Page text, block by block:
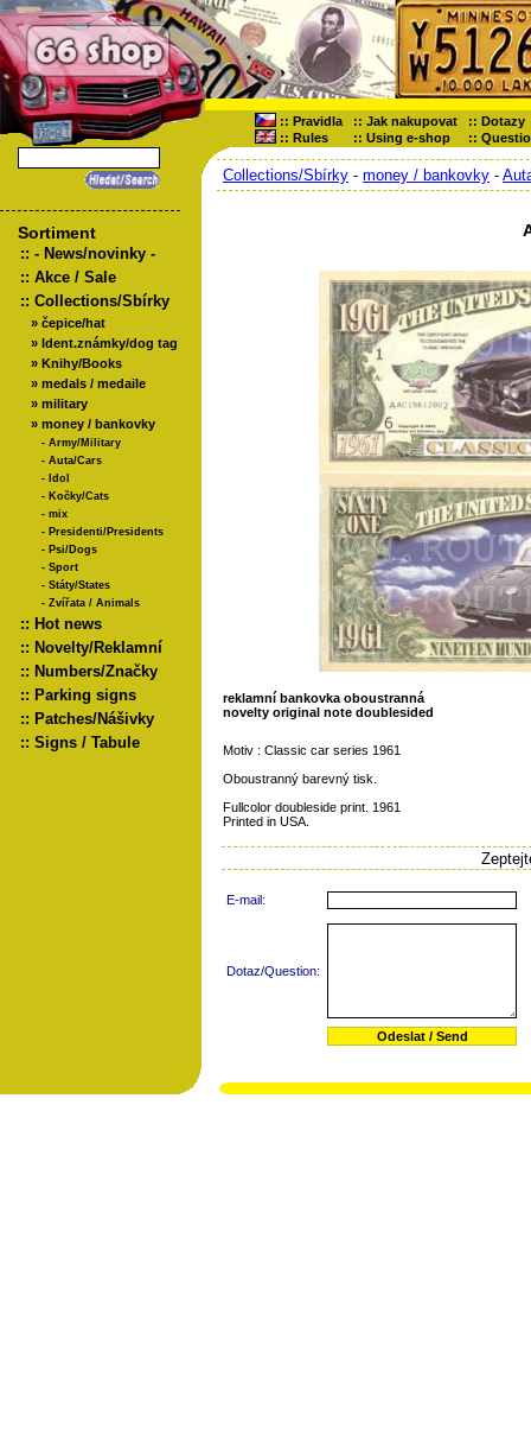
:: Pravidla :: Jak nakupovat :: Dotazy
:: Rules :: Using e-shop ::
Sortiment
:: - News/novinky -
:: Akce / Sale
:: Collections/Sbírky
» čepice/hat
» Ident.známky/dog tag
» Knihy/Books
» medals / medaile
» military
» money / bankovky
- Army/Military
- Auta/Cars
- Idol
- Kočky/Cats
- mix
- Presidenti/Presidents
- Psi/Dogs
- Sport
- Státy/States
- Zvířata / Animals
:: Hot news
:: Novelty/Reklamní
:: Numbers/Značky
:: Parking signs
:: Patches/Nášivky
:: Signs / Tabule
Collections/Sbírky - money / bankovky -
reklamní bankovka oboustranná
novelty original note doublesided
Motiv : Classic car series 1961
Oboustranný barevný tisk.
Fullcolor doubleside print. 1961
Printed in USA.
E-mail:
Dotaz/Question: